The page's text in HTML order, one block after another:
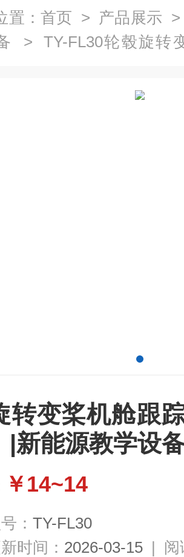
置： 首页 > 产品展示
> TY-FL30轮毂旋转
转变桨机舱跟
|新能源教学设
￥14~14
： TY-FL30
时间： 2026-03-15 | 阅